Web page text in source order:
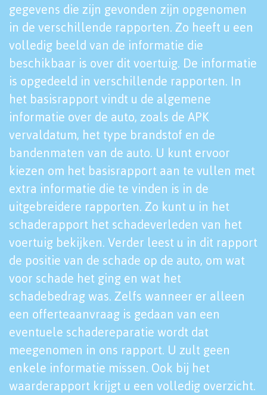
gegevens die zijn gevonden zijn opgenomen
in de verschillende rapporten. Zo heeft u een
volledig beeld van de informatie die
beschikbaar is over dit voertuig. De informatie
is opgedeeld in verschillende rapporten. In
het basisrapport vindt u de algemene
informatie over de auto, zoals de APK
vervaldatum, het type brandstof en de
bandenmaten van de auto. U kunt ervoor
kiezen om het basisrapport aan te vullen met
extra informatie die te vinden is in de
uitgebreidere rapporten. Zo kunt u in het
schaderapport het schadeverleden van het
voertuig bekijken. Verder leest u in dit rapport
de positie van de schade op de auto, om wat
voor schade het ging en wat het
schadebedrag was. Zelfs wanneer er alleen
een offerteaanvraag is gedaan van een
eventuele schadereparatie wordt dat
meegenomen in ons rapport. U zult geen
enkele informatie missen. Ook bij het
waarderapport krijgt u een volledig overzicht.